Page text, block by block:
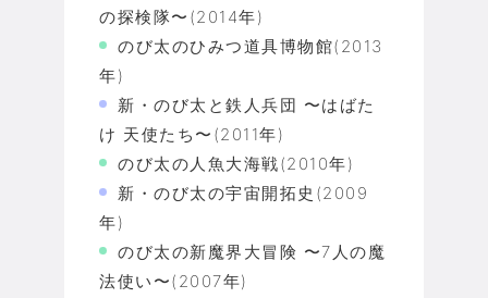
の探検隊〜(2014年)
のび太のひみつ道具博物館(2013
年)
新・のび太と鉄人兵団 〜はばた
け 天使たち〜(2011年)
のび太の人魚大海戦(2010年)
新・のび太の宇宙開拓史(2009
年)
のび太の新魔界大冒険 〜7人の魔
法使い〜(2007年)